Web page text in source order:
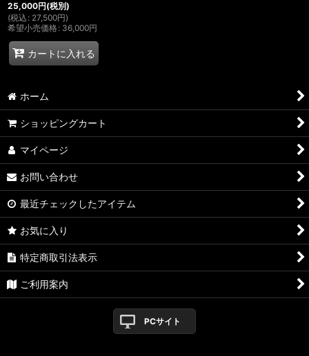
25,000円(税別)
(税込 : 27,500円)
希望小売価格 : 36,000円
カートに入れる
ホーム
ショッピングカート
マイページ
お問い合わせ
最近チェックしたアイテム
お気に入り
特定商取引法表示
ご利用案内
PCサイト